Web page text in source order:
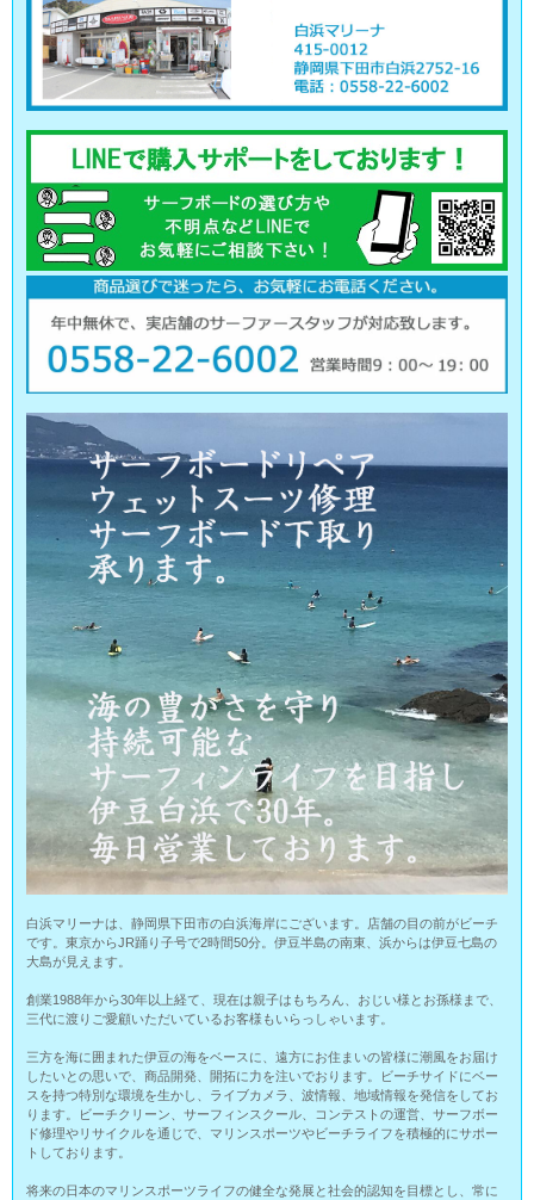
白浜マリーナは、静岡県下田市の白浜海岸にございます。店舗の目の前がビーチ
です。東京からJR踊り子号で2時間50分。伊豆半島の南東、浜からは伊豆七島の
大島が見えます。
創業1988年から30年以上経て、現在は親子はもちろん、おじい様とお孫様まで、
三代に渡りご愛顧いただいているお客様もいらっしゃいます。
三方を海に囲まれた伊豆の海をベースに、遠方にお住まいの皆様に潮風をお届け
したいとの思いで、商品開発、開拓に力を注いでおります。ビーチサイドにベー
スを持つ特別な環境を生かし、ライブカメラ、波情報、地域情報を発信をしてお
ります。ビーチクリーン、サーフィンスクール、コンテストの運営、サーフボー
ド修理やリサイクルを通じで、マリンスポーツやビーチライフを積極的にサポー
トしております。
将来の日本のマリンスポーツライフの健全な発展と社会的認知を目標とし、常に